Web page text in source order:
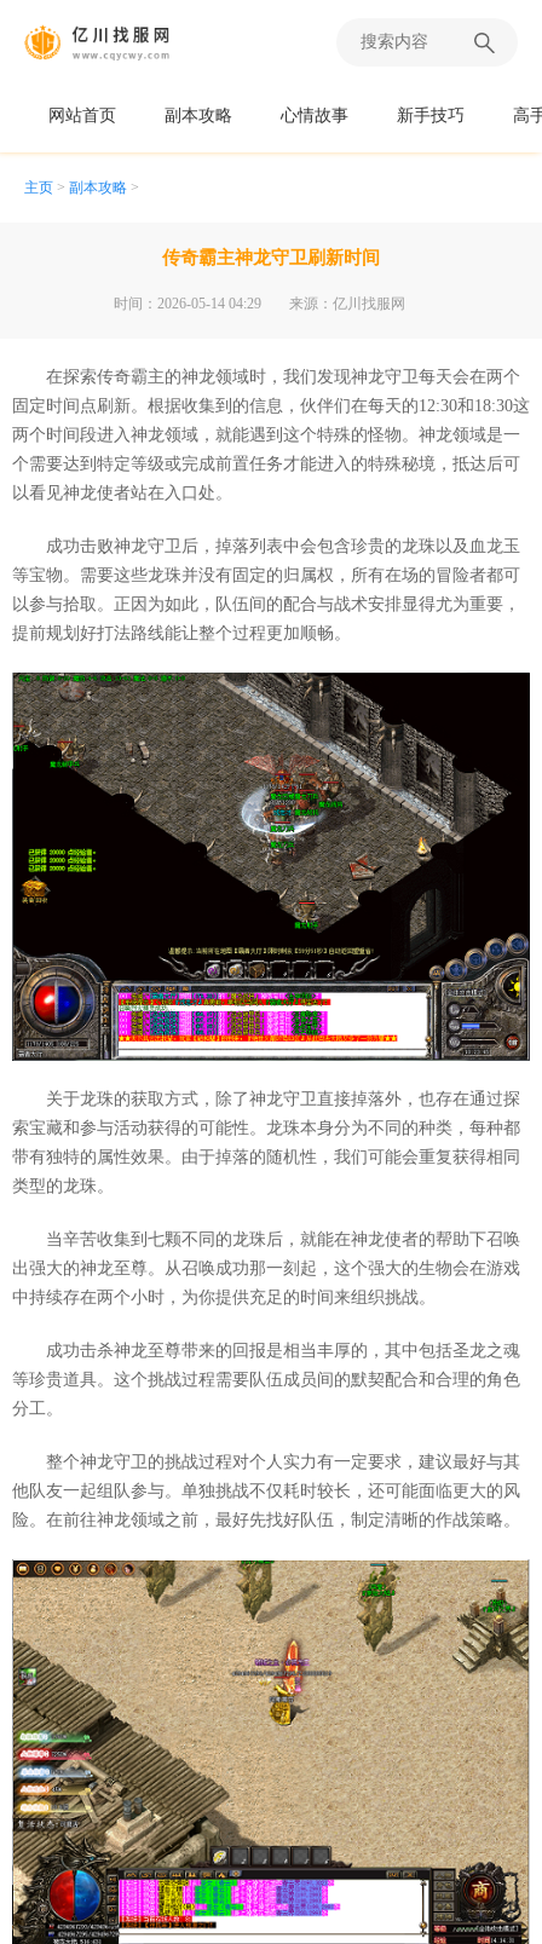
网站首页 副本攻略 心情故事 新手技巧 高
主页 > 副本攻略 >
传奇霸主神龙守卫刷新时间
时间：2026-05-14 04:29 来源：亿川找服网
在探索传奇霸主的神龙领域时，我们发现神龙守卫每天会在两个
固定时间点刷新。根据收集到的信息，伙伴们在每天的12:30和18:30这
两个时间段进入神龙领域，就能遇到这个特殊的怪物。神龙领域是一
个需要达到特定等级或完成前置任务才能进入的特殊秘境，抵达后可
以看见神龙使者站在入口处。
成功击败神龙守卫后，掉落列表中会包含珍贵的龙珠以及血龙玉
等宝物。需要这些龙珠并没有固定的归属权，所有在场的冒险者都可
以参与拾取。正因为如此，队伍间的配合与战术安排显得尤为重要，
提前规划好打法路线能让整个过程更加顺畅。
关于龙珠的获取方式，除了神龙守卫直接掉落外，也存在通过探
索宝藏和参与活动获得的可能性。龙珠本身分为不同的种类，每种都
带有独特的属性效果。由于掉落的随机性，我们可能会重复获得相同
类型的龙珠。
当辛苦收集到七颗不同的龙珠后，就能在神龙使者的帮助下召唤
出强大的神龙至尊。从召唤成功那一刻起，这个强大的生物会在游戏
中持续存在两个小时，为你提供充足的时间来组织挑战。
成功击杀神龙至尊带来的回报是相当丰厚的，其中包括圣龙之魂
等珍贵道具。这个挑战过程需要队伍成员间的默契配合和合理的角色
分工。
整个神龙守卫的挑战过程对个人实力有一定要求，建议最好与其
他队友一起组队参与。单独挑战不仅耗时较长，还可能面临更大的风
险。在前往神龙领域之前，最好先找好队伍，制定清晰的作战策略。